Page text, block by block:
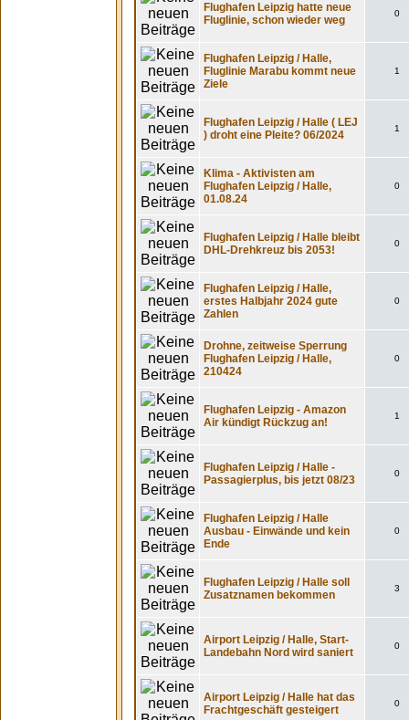
Flughafen Leipzig hatte neue
Fluglinie, schon wieder weg
0
Flughafen Leipzig / Halle,
Fluglinie Marabu kommt neue
Ziele
1
Flughafen Leipzig / Halle ( LEJ
) droht eine Pleite? 06/2024
1
Klima - Aktivisten am
Flughafen Leipzig / Halle,
01.08.24
0
Flughafen Leipzig / Halle bleibt
DHL-Drehkreuz bis 2053!
0
Flughafen Leipzig / Halle,
erstes Halbjahr 2024 gute
Zahlen
0
Drohne, zeitweise Sperrung
Flughafen Leipzig / Halle,
210424
0
Flughafen Leipzig - Amazon
Air kündigt Rückzug an!
1
Flughafen Leipzig / Halle -
Passagierplus, bis jetzt 08/23
0
Flughafen Leipzig / Halle
Ausbau - Einwände und kein
Ende
0
Flughafen Leipzig / Halle soll
Zusatznamen bekommen
3
Airport Leipzig / Halle, Start-
Landebahn Nord wird saniert
0
Airport Leipzig / Halle hat das
Frachtgeschäft gesteigert
0